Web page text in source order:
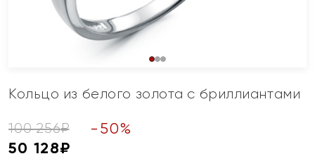
Кольцо из белого золота с бриллиантами
100 256₽ - 50%
50 128₽